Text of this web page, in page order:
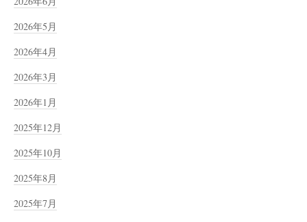
2026年5月
2026年4月
2026年3月
2026年1月
2025年12月
2025年10月
2025年8月
2025年7月